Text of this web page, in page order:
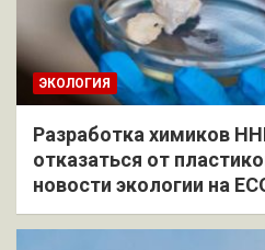
ЭКОЛОГИЯ
Разработка химиков
отказаться от
новости экологии на